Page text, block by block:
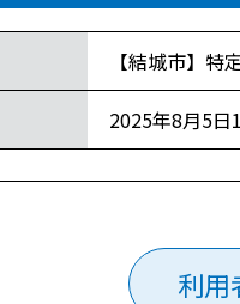
【結城市】
2025年8月5日
利用